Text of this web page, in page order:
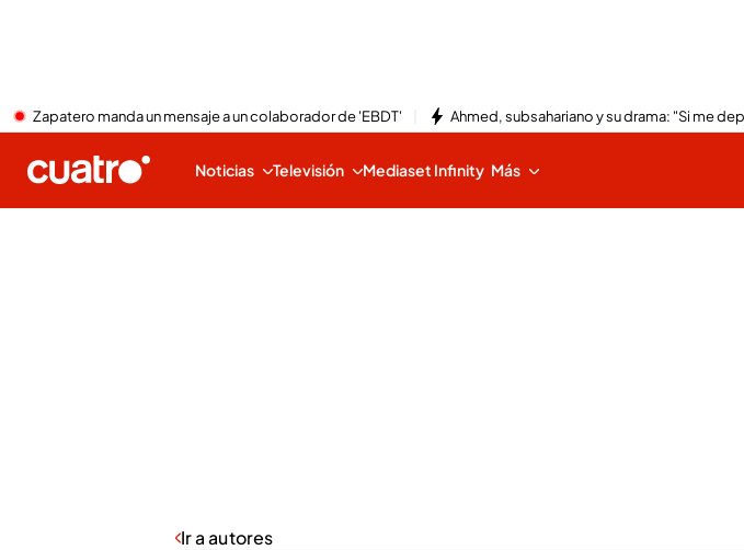
Zapatero manda un mensaje a un colaborador de 'EBDT' Ahmed, subsahariano y su drama: "Si me
Noticias Televisión Mediaset Infinity Más
Ir a autores